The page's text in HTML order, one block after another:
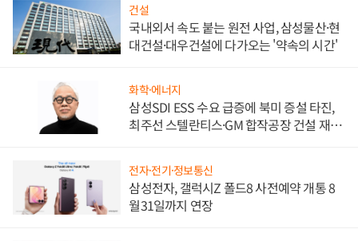
건설
국내외서 속도 붙는 원전 사업, 삼성물산·현
대건설·대우건설에 다가오는 '약속의 시간'
화학·에너지
삼성SDI ESS 수요 급증에 북미 증설 타진,
최주선 스텔란티스·GM 합작공장 건설 재추
전자·전기·정보통신
삼성전자, 갤럭시Z 폴드8 사전예약 개통 8
월31일까지 연장